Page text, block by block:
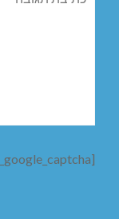
[bws_google_captcha]